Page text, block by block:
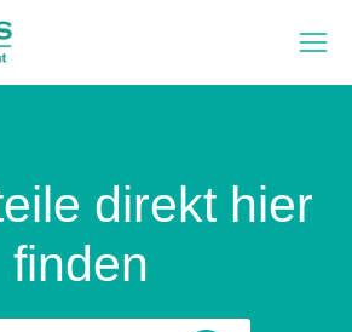
direkt hier
finden